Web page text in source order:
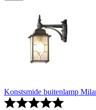
Konstsmide buitenlamp